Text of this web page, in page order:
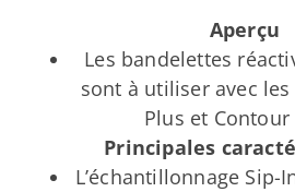
Aperçu
Les bandelettes
sont à utiliser avec
Plus et Contour
Principales
L’échantillonnage